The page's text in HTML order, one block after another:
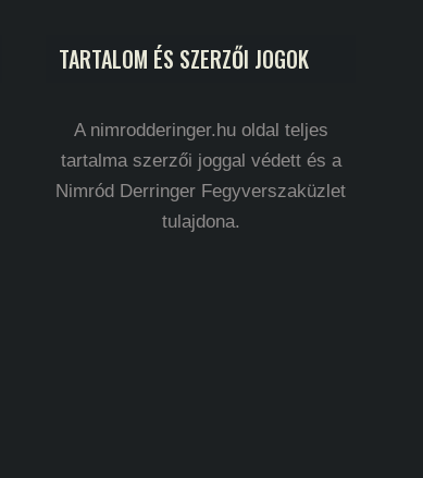
TARTALOM ÉS SZERZŐI JOGOK
A nimrodderinger.hu oldal teljes
tartalma szerzői joggal védett és a
Nimród Derringer Fegyverszaküzlet
tulajdona.